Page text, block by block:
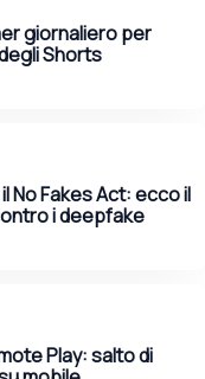
giornaliero per
Shorts
No Fakes Act: ecco il
i deepfake
Play: salto di